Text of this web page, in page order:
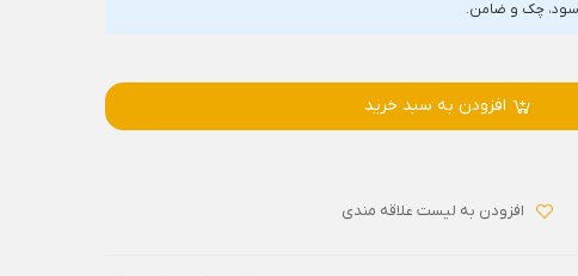
افزودن به سبد خرید
افزودن به لیست علاقه مندی